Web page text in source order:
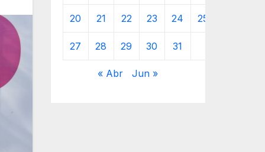
20 21 22 23 24 25
27 28 29 30 31
« Abr Jun »